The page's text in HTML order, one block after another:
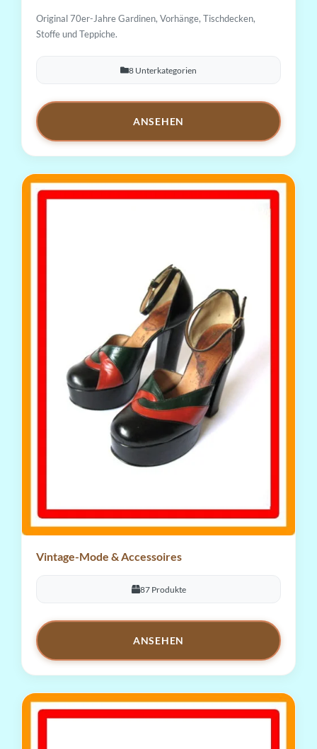
Original 70er-Jahre Gardinen, Vorhänge, Tischdecken,
Stoffe und Teppiche.
8 Unterkategorien
ANSEHEN
Vintage-Mode & Accessoires
87 Produkte
ANSEHEN